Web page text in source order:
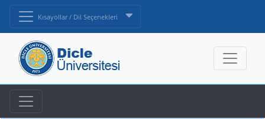
Kısayollar / Dil Seçenekleri